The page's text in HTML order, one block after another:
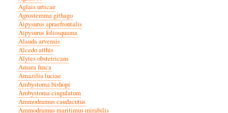
Aglais urticae
Agrostemma githago
Aipysurus apraefrontalis
Aipysurus foliosquama
Alauda arvensis
Alcedo atthis
Alytes obstetricans
Amara fusca
Amazilia luciae
Ambystoma bishopi
Ambystoma cingulatum
Ammodramus caudacutus
Ammodramus maritimus mirabilis